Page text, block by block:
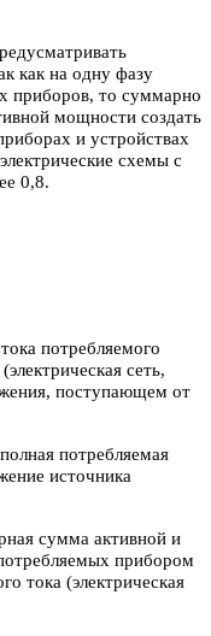
как на одну фазу
приборов, то суммарно
мощности создать
и устройствах
схемы с
0,8.
потребляемого
сеть,
поступающем от
потребляемая
источника
сумма активной и
прибором
тока (электрическая